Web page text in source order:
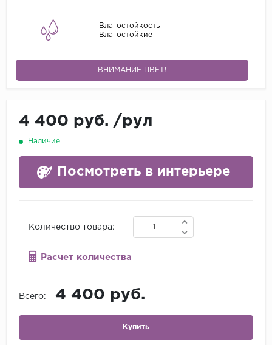
Влагостойкость
Влагостойкие
ВНИМАНИЕ ЦВЕТ!
4 400 руб. /рул
Наличие
Посмотреть в интерьере
Количество товара:
Расчет количества
Всего: 4 400 руб.
Купить